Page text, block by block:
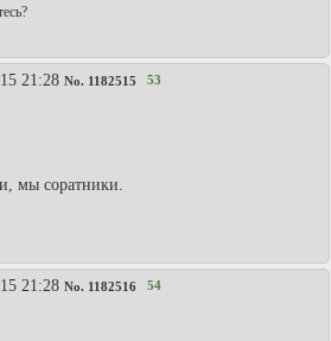
21:28 No. 1182515 53
мы соратники.
21:28 No. 1182516 54